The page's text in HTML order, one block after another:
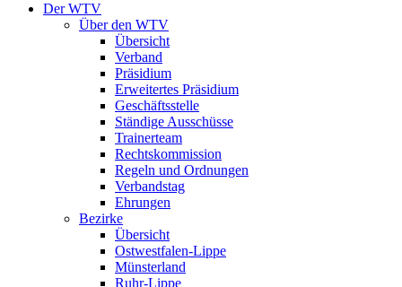
Der WTV
Über den WTV
Übersicht
Verband
Präsidium
Erweitertes Präsidium
Geschäftsstelle
Ständige Ausschüsse
Trainerteam
Rechtskommission
Regeln und Ordnungen
Verbandstag
Ehrungen
Bezirke
Übersicht
Ostwestfalen-Lippe
Münsterland
Ruhr-Lippe